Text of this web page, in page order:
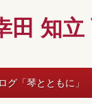
田 知立
グ「琴とともに」